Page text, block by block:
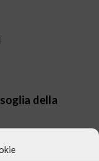
della